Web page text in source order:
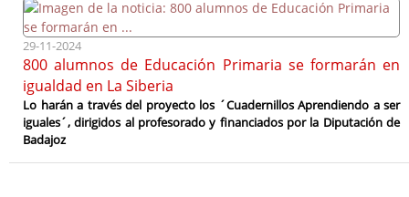
29-11-2024
800 alumnos de Educación Primaria se formarán en
igualdad en La Siberia
Lo harán a través del proyecto los ´Cuadernillos Aprendiendo a ser
iguales´, dirigidos al profesorado y financiados por la Diputación de
Badajoz